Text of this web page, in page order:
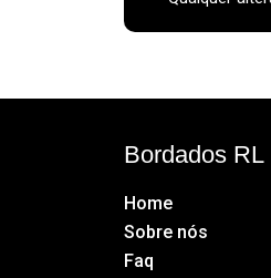
Bordados RL
Home
Sobre nós
Faq